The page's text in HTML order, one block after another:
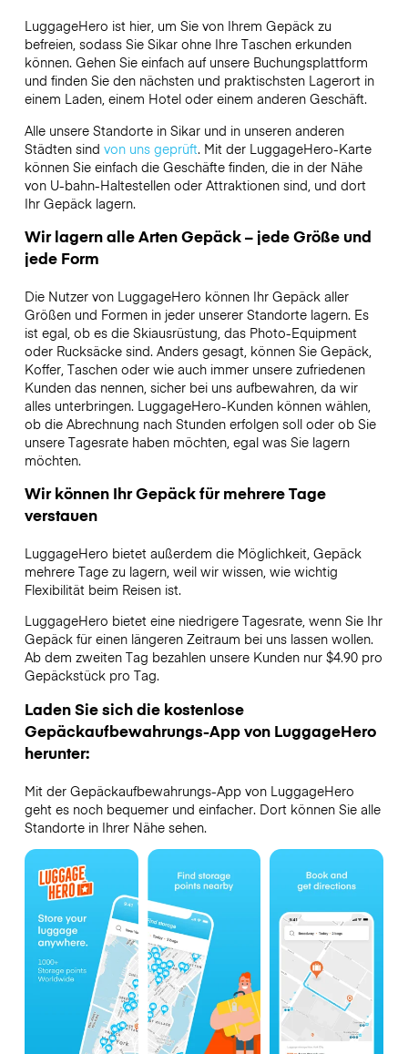
LuggageHero ist hier, um Sie von Ihrem Gepäck zu
befreien, sodass Sie Sikar ohne Ihre Taschen erkunden
können. Gehen Sie einfach auf unsere Buchungsplattform
und finden Sie den nächsten und praktischsten Lagerort in
einem Laden, einem Hotel oder einem anderen Geschäft.
Alle unsere Standorte in Sikar und in unseren anderen
Städten sind von uns geprüft. Mit der LuggageHero-Karte
können Sie einfach die Geschäfte finden, die in der Nähe
von U-bahn-Haltestellen oder Attraktionen sind, und dort
Ihr Gepäck lagern.
Wir lagern alle Arten Gepäck – jede Größe und
jede Form
Die Nutzer von LuggageHero können Ihr Gepäck aller
Größen und Formen in jeder unserer Standorte lagern. Es
ist egal, ob es die Skiausrüstung, das Photo-Equipment
oder Rucksäcke sind. Anders gesagt, können Sie Gepäck,
Koffer, Taschen oder wie auch immer unsere zufriedenen
Kunden das nennen, sicher bei uns aufbewahren, da wir
alles unterbringen. LuggageHero-Kunden können wählen,
ob die Abrechnung nach Stunden erfolgen soll oder ob Sie
unsere Tagesrate haben möchten, egal was Sie lagern
möchten.
Wir können Ihr Gepäck für mehrere Tage
verstauen
LuggageHero bietet außerdem die Möglichkeit, Gepäck
mehrere Tage zu lagern, weil wir wissen, wie wichtig
Flexibilität beim Reisen ist.
LuggageHero bietet eine niedrigere Tagesrate, wenn Sie Ihr
Gepäck für einen längeren Zeitraum bei uns lassen wollen.
Ab dem zweiten Tag bezahlen unsere Kunden nur $4.90 pro
Gepäckstück pro Tag.
Laden Sie sich die kostenlose
Gepäckaufbewahrungs-App von LuggageHero
herunter:
Mit der Gepäckaufbewahrungs-App von LuggageHero
geht es noch bequemer und einfacher. Dort können Sie alle
Standorte in Ihrer Nähe sehen.